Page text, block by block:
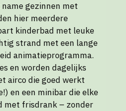
gezinnen met
hier meerdere
kinderbad met leuke
strand met een lange
animatieprogramma.
en worden dagelijks
airco die goed werkt
en een minibar die elke
met frisdrank – zonder